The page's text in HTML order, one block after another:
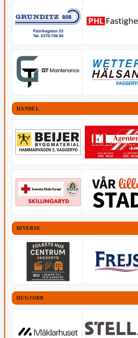
HANDEL
DIVERSE
HUS/JOBB